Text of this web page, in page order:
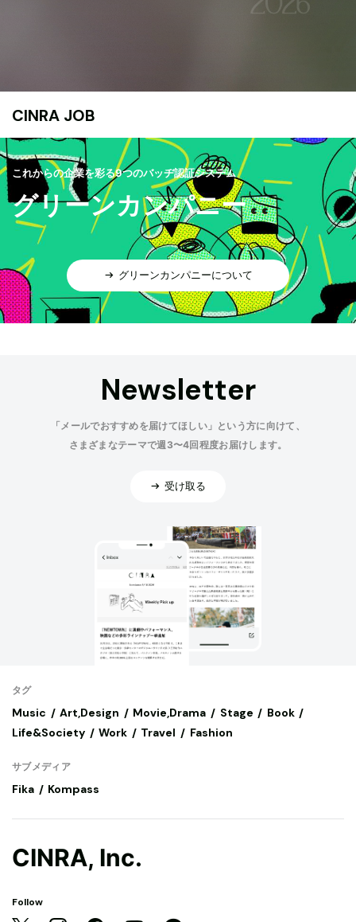
CINRA JOB
これからの企業を彩る9つのバッヂ認証システム
グリーンカンパニー
グリーンカンパニーについて
Newsletter
「メールでおすすめを届けてほしい」という方に向けて、
さまざまなテーマで週3〜4回程度お届けします。
受け取る
タグ
Music Art,Design Movie,Drama Stage
Book
Life&Society
Work Travel Fashion
サブメディア
Fika Kompass
CINRA, Inc.
Follow